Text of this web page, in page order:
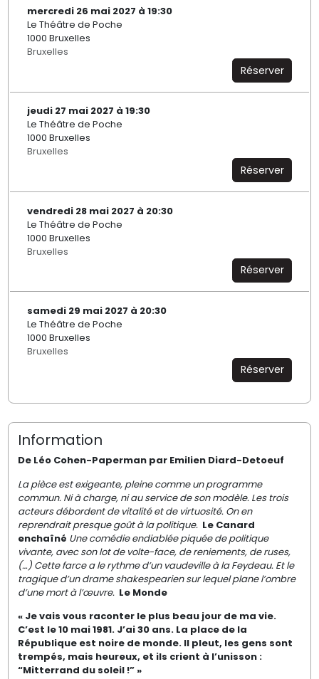
mercredi 26 mai 2027 à 19:30
Le Théâtre de Poche
1000 Bruxelles
Bruxelles
Réserver
jeudi 27 mai 2027 à 19:30
Le Théâtre de Poche
1000 Bruxelles
Bruxelles
Réserver
vendredi 28 mai 2027 à 20:30
Le Théâtre de Poche
1000 Bruxelles
Bruxelles
Réserver
samedi 29 mai 2027 à 20:30
Le Théâtre de Poche
1000 Bruxelles
Bruxelles
Réserver
Information
De Léo Cohen-Paperman par Emilien Diard-Detoeuf
La pièce est exigeante, pleine comme un programme
commun. Ni à charge, ni au service de son modèle. Les trois
acteurs débordent de vitalité et de virtuosité. On en
reprendrait presque goût à la politique. Le Canard
enchaîné Une comédie endiablée piquée de politique
vivante, avec son lot de volte-face, de reniements, de ruses,
(…) Cette farce a le rythme d’un vaudeville à la Feydeau. Et le
tragique d’un drame shakespearien sur lequel plane l’ombre
d’une mort à l’œuvre. Le Monde
« Je vais vous raconter le plus beau jour de ma vie.
C’est le 10 mai 1981. J’ai 30 ans. La place de la
République est noire de monde. Il pleut, les gens sont
trempés, mais heureux, et ils crient à l’unisson :
“Mitterrand du soleil !” »